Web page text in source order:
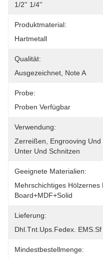
1/2'' 1/4''
Produktmaterial:
Hartmetall
Qualität:
Ausgezeichnet, Note A
Probe:
Proben Verfügbar
Verwendung:
Zerreißen, Engrooving
Unter Und Schnitzen
Geeignete Materialien:
Mehrschichtiges
Board+MDF+solid
Lieferung:
Dhl.tnt.ups.fedex. EMS.sf
Mindestbestellmenge: